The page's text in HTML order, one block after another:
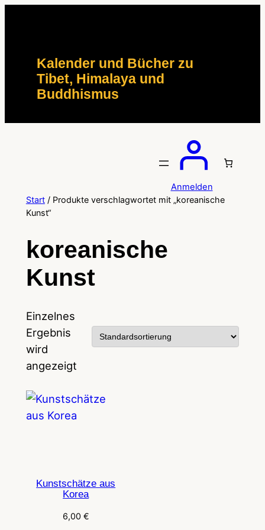
Kalender und Bücher zu
Tibet, Himalaya und
Buddhismus
Anmelden
Start/ Produkte verschlagwortet mit „koreanische
Kunst“
koreanische
Kunst
Einzelnes
Ergebnis
wird
angezeigt
Kunstschätze aus
Korea
6,00 €